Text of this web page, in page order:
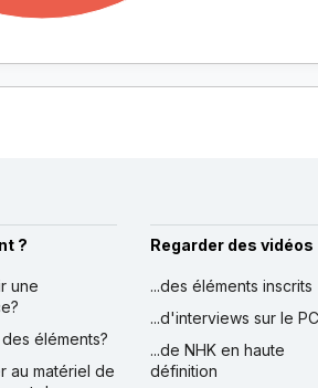
?
une
des éléments?
au matériel de
Regarder des vidéos
...des éléments inscrits
...d'interviews sur le
...de NHK en haute
définition